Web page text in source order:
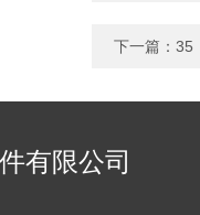
下一篇： 35
有限公司